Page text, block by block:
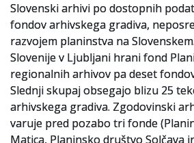
Anonimka
Virtualni.ZAC
Publikacije
Slovenski arhivi po dostopnih
fondov arhivskega gradiva,
razvojem planinstva na
Slovenije v Ljubljani hrani fond
regionalnih arhivov pa deset
Slednji skupaj obsegajo blizu 25
arhivskega gradiva. Zgodovinski
varuje pred pozabo tri fonde
Matica, Planinsko društvo Solčava